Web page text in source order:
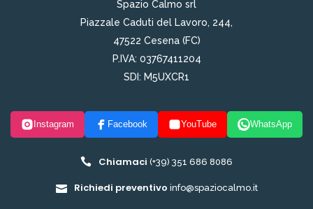
Spazio Calmo srl
Piazzale Caduti del Lavoro, 244,
47522 Cesena (FC)
P.IVA: 03767411204
SDI: M5UXCR1
Instagram Facebook YouTube WhatsApp
Chiamaci (+39) 351 686 8086
Richiedi preventivo info@spaziocalmo.it